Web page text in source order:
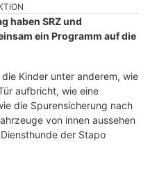
haben SRZ und
ein Programm auf die
Kinder unter anderem, wie
aufbricht, wie eine
die Spurensicherung nach
von innen aussehen
der Stapo